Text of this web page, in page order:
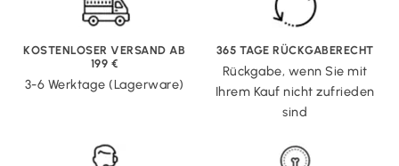
KOSTENLOSER VERSAND AB
199 €
3-6 Werktage (Lagerware)
365 TAGE RÜCKGABERECHT
Rückgabe, wenn Sie mit
Ihrem Kauf nicht zufrieden
sind